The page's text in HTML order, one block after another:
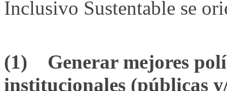
Inclusivo Sustentable se
(1) Generar mejores
institucionales (públicas